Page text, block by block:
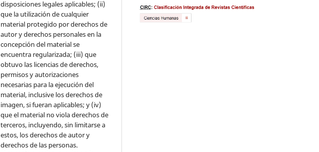
disposiciones legales aplicables; (ii)
que la utilización de cualquier
material protegido por derechos de
autor y derechos personales en la
concepción del material se
encuentra regularizada; (iii) que
obtuvo las licencias de derechos,
permisos y autorizaciones
necesarias para la ejecución del
material, inclusive los derechos de
imagen, si fueran aplicables; y (iv)
que el material no viola derechos de
terceros, incluyendo, sin limitarse a
estos, los derechos de autor y
derechos de las personas.